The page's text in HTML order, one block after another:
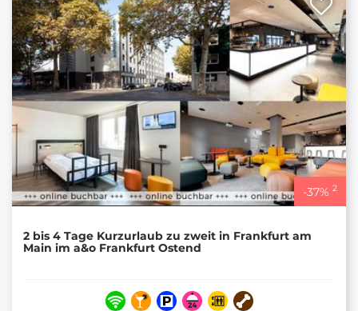
-37% 2
2 bis 4 Tage Kurzurlaub zu zweit in Frankfurt am
Main im a&o Frankfurt Ostend